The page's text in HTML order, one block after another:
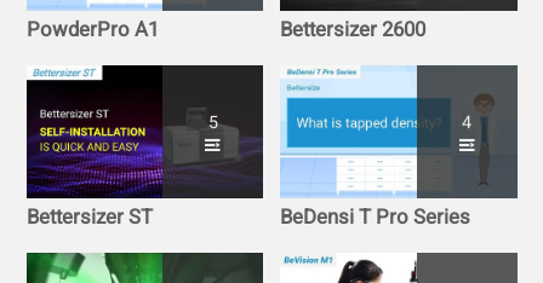
PowderPro A1 Bettersizer 2600
5
Bettersizer ST
4
BeDensi T Pro Series